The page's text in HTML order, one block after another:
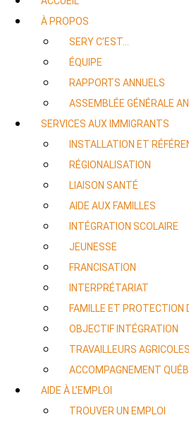
À PROPOS
SERY C’EST…
ÉQUIPE
RAPPORTS ANNUELS
ASSEMBLÉE GÉNÉRALE
SERVICES AUX IMMIGRANTS
INSTALLATION ET
RÉGIONALISATION
LIAISON SANTÉ
AIDE AUX FAMILLES
INTÉGRATION SCOLAIRE
JEUNESSE
FRANCISATION
INTERPRÉTARIAT
FAMILLE ET PROTECTION
OBJECTIF INTÉGRATION
TRAVAILLEURS AGRICOLES
ACCOMPAGNEMENT
AIDE À L’EMPLOI
TROUVER UN EMPLOI